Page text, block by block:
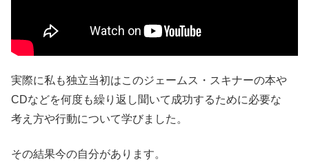
実際に私も独立当初はこのジェームス・スキナーの本や
CDなどを何度も繰り返し聞いて成功するために必要な
考え方や行動について学びました。
その結果今の自分があります。